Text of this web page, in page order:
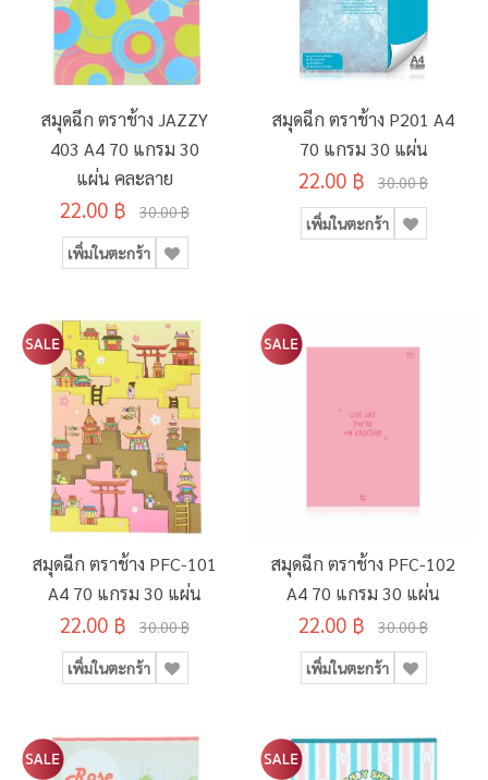
สมุดฉีก ตราช้าง JAZZY
403 A4 70 แกรม 30
แผ่น คละลาย
22.00 ฿ 30.00 ฿
เพิ่มในตะกร้า
สมุดฉีก ตราช้าง P201 A4
70 แกรม 30 แผ่น
22.00 ฿ 30.00 ฿
เพิ่มในตะกร้า
สมุดฉีก ตราช้าง PFC-101
A4 70 แกรม 30 แผ่น
22.00 ฿ 30.00 ฿
เพิ่มในตะกร้า
สมุดฉีก ตราช้าง PFC-102
A4 70 แกรม 30 แผ่น
22.00 ฿ 30.00 ฿
เพิ่มในตะกร้า